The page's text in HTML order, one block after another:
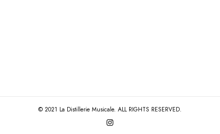
© 2021 La Distillerie Musicale. ALL RIGHTS RESERVED.